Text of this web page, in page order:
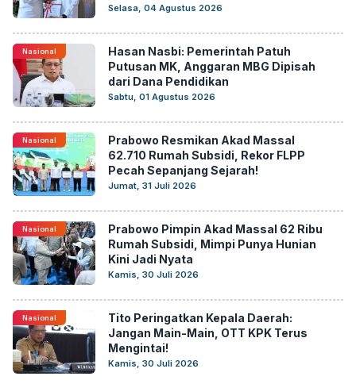
Selasa, 04 Agustus 2026
Nasional
Hasan Nasbi: Pemerintah Patuh
Putusan MK, Anggaran MBG Dipisah
dari Dana Pendidikan
Sabtu, 01 Agustus 2026
Nasional
Prabowo Resmikan Akad Massal
62.710 Rumah Subsidi, Rekor FLPP
Pecah Sepanjang Sejarah!
Jumat, 31 Juli 2026
Nasional
Prabowo Pimpin Akad Massal 62 Ribu
Rumah Subsidi, Mimpi Punya Hunian
Kini Jadi Nyata
Kamis, 30 Juli 2026
Nasional
Tito Peringatkan Kepala Daerah:
Jangan Main-Main, OTT KPK Terus
Mengintai!
Kamis, 30 Juli 2026